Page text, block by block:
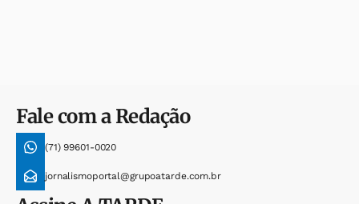
Fale com a Redação
(71) 99601-0020
jornalismoportal@grupoatarde.com.br